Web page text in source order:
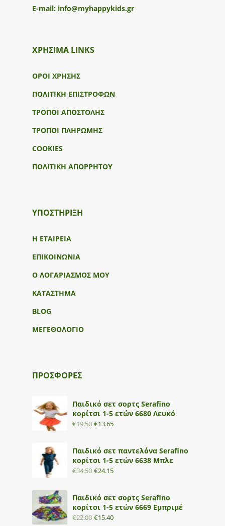
E-mail: info@myhappykids.gr
ΧΡΗΣΙΜΑ LINKS
ΟΡΟΙ ΧΡΗΣΗΣ
ΠΟΛΙΤΙΚΗ ΕΠΙΣΤΡΟΦΩΝ
ΤΡΟΠΟΙ ΑΠΟΣΤΟΛΗΣ
ΤΡΟΠΟΙ ΠΛΗΡΩΜΗΣ
COOKIES
ΠΟΛΙΤΙΚΗ ΑΠΟΡΡΗΤΟΥ
ΥΠΟΣΤΉΡΙΞΗ
Η ΕΤΑΙΡΕΙΑ
ΕΠΙΚΟΙΝΩΝΙΑ
Ο ΛΟΓΑΡΙΑΣΜΟΣ ΜΟΥ
ΚΑΤΑΣΤΗΜΑ
BLOG
ΜΕΓΕΘΟΛΟΓΙΟ
ΠΡΟΣΦΟΡΕΣ
Παιδικό σετ σορτς Serafino
κορίτσι 1-5 ετών 6680 Λευκό
€19.50 €13.65
Παιδικό σετ παντελόνα Serafino
κορίτσι 1-5 ετών 6638 Μπλε
€34.50 €24.15
Παιδικό σετ σορτς Serafino
κορίτσι 1-5 ετών 6669 Εμπριμέ
€22.00 €15.40